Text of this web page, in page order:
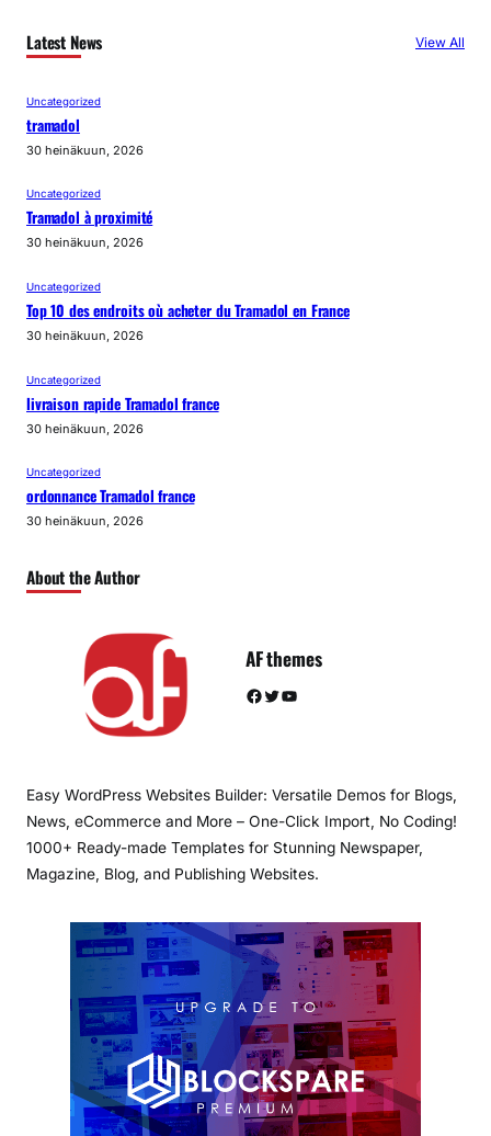
Latest News View All
Uncategorized
tramadol
30 heinäkuun, 2026
Uncategorized
Tramadol à proximité
30 heinäkuun, 2026
Uncategorized
Top 10 des endroits où acheter du Tramadol en France
30 heinäkuun, 2026
Uncategorized
livraison rapide Tramadol france
30 heinäkuun, 2026
Uncategorized
ordonnance Tramadol france
30 heinäkuun, 2026
About the Author
AF themes
Facebook Twitter YouTube
Easy WordPress Websites Builder: Versatile Demos for Blogs,
News, eCommerce and More – One-Click Import, No Coding!
1000+ Ready-made Templates for Stunning Newspaper,
Magazine, Blog, and Publishing Websites.